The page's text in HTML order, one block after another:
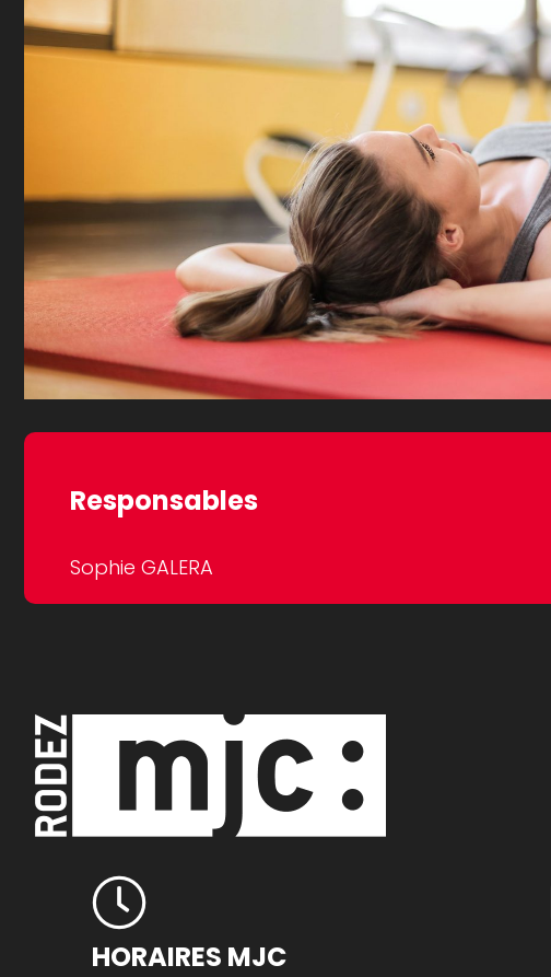
Responsables
Sophie GALERA
HORAIRES MJC